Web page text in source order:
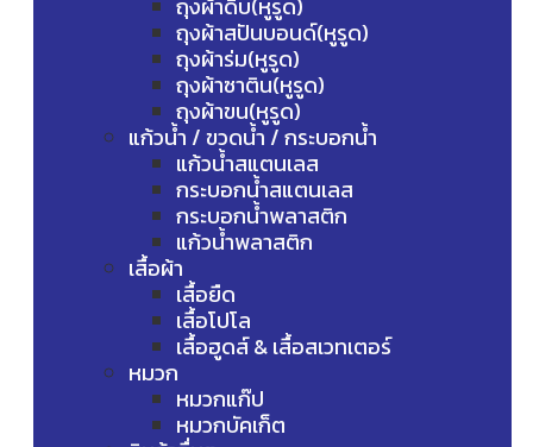
ถุงผ้าดิบ(หูรูด)
ถุงผ้าสปันบอนด์(หูรูด)
ถุงผ้าร่ม(หูรูด)
ถุงผ้าซาติน(หูรูด)
ถุงผ้าขน(หูรูด)
แก้วน้ำ / ขวดน้ำ / กระบอกน้ำ
แก้วน้ำสแตนเลส
กระบอกน้ำสแตนเลส
กระบอกน้ำพลาสติก
แก้วน้ำพลาสติก
เสื้อผ้า
เสื้อยืด
เสื้อโปโล
เสื้อฮูดส์ & เสื้อสเวทเตอร์
หมวก
หมวกแก๊ป
หมวกบัคเก็ต